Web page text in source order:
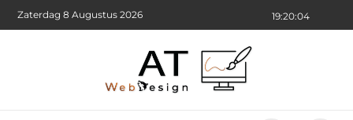
19:20:05
Zaterdag 8 Augustus 2026